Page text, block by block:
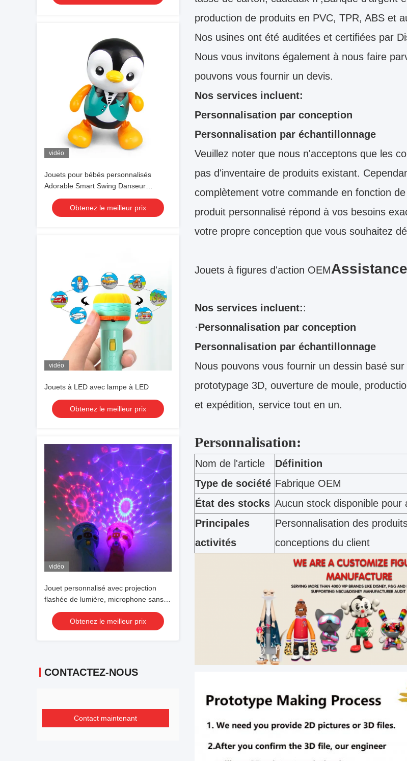
vidéo
Jouets pour bébés personnalisés
Adorable Smart Swing Danseur
Pingouin Éducation Jouet lumineux
LED
Obtenez le meilleur prix
vidéo
Jouets à LED avec lampe à LED
Obtenez le meilleur prix
vidéo
Jouet personnalisé avec projection
flashée de lumière, microphone sans
fil, lampe de poche, forme, jouet brillant
mignon
Obtenez le meilleur prix
CONTACTEZ-NOUS
Contact maintenant
production de produits en PVC, TPR, ABS et
Nos usines ont été auditées et certifiées par
Nous vous invitons également à nous faire
pouvons vous fournir un devis.
Nos services incluent:
Personnalisation par conception
Personnalisation par échantillonnage
Veuillez noter que nous n'acceptons que les
pas d'inventaire de produits existant.
complètement votre commande en fonction
produit personnalisé répond à vos besoins
votre propre conception que vous souhaitez
Jouets à figures d'action OEM
Nos services incluent::
·Personnalisation par conception
Personnalisation par échantillonnage
Nous pouvons vous fournir un dessin basé
prototypage 3D, ouverture de moule,
et expédition, service tout en un.
Personnalisation:
Nom de l'article
Définition
Type de société Fabrique OEM
État des stocks Aucun stock disponible pour
Principales
activités
Personnalisation des
conceptions du client